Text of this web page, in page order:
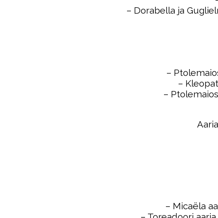
– Dorabella ja
–
–
–
– Micaëla